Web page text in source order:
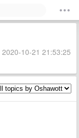
10-21 21:53:25